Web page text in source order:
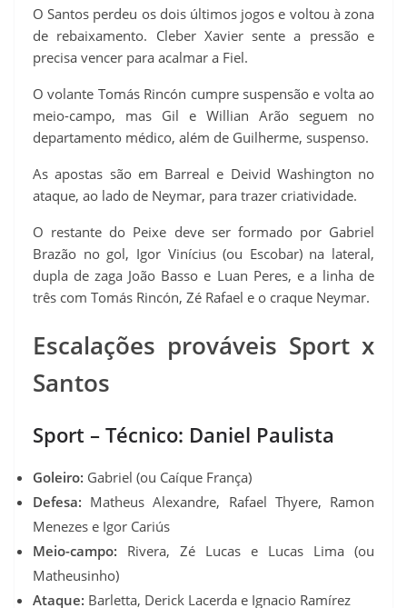
O Santos perdeu os dois últimos jogos e voltou à zona
de rebaixamento. Cleber Xavier sente a pressão e
precisa vencer para acalmar a Fiel.
O volante Tomás Rincón cumpre suspensão e volta ao
meio-campo, mas Gil e Willian Arão seguem no
departamento médico, além de Guilherme, suspenso.
As apostas são em Barreal e Deivid Washington no
ataque, ao lado de Neymar, para trazer criatividade.
O restante do Peixe deve ser formado por Gabriel
Brazão no gol, Igor Vinícius (ou Escobar) na lateral,
dupla de zaga João Basso e Luan Peres, e a linha de
três com Tomás Rincón, Zé Rafael e o craque Neymar.
Escalações prováveis Sport x
Santos
Sport – Técnico: Daniel Paulista
Goleiro: Gabriel (ou Caíque França)
Defesa: Matheus Alexandre, Rafael Thyere, Ramon
Menezes e Igor Cariús
Meio-campo: Rivera, Zé Lucas e Lucas Lima (ou
Matheusinho)
Ataque: Barletta, Derick Lacerda e Ignacio Ramírez